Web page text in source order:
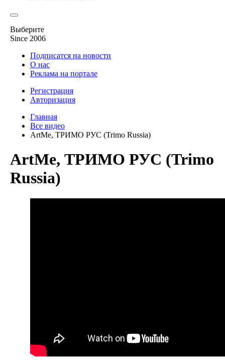
Выберите
Since 2006
Подписатся на новости
О нас
Реклама на портале
Регистрация
Авторизация
Главная
Все видео
ArtMe, ТРИМО РУС (Trimo Russia)
ArtMe, ТРИМО РУС (Trimo
Russia)